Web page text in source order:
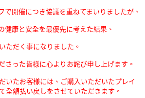
で開催につき協議を重ねてまいりましたが、
健康と安全を最優先に考えた結果、
ただく事になりました。
さった皆様に心よりお詫び申し上げます。
いたお客様には、ご購入いただいたプレイ
全額払い戻しをさせていただきます。